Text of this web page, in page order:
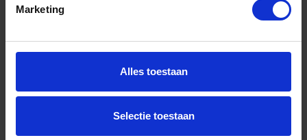
Marketing
Alles toestaan
Selectie toestaan
BETA Metalen oliekan flexibel 1751N 300